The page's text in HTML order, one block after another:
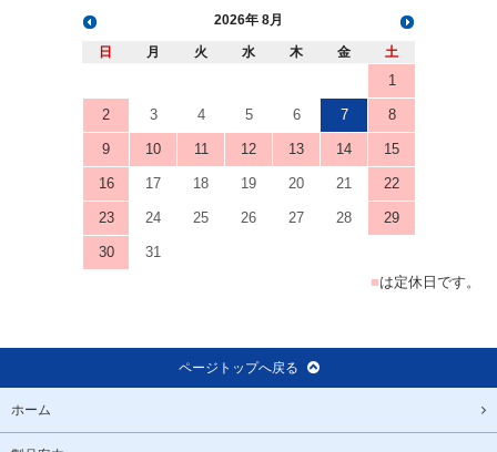
2026 8月
日 月 火 水 木 金 土
1
2 3 4 5 6 7 8
9 10 11 12 13 14 15
16 17 18 19 20 21 22
23 24 25 26 27 28 29
30
31
■は定休日です。
ページトップへ戻る
ホーム